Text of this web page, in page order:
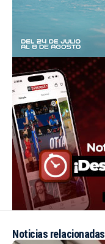
Noticias relacionadas